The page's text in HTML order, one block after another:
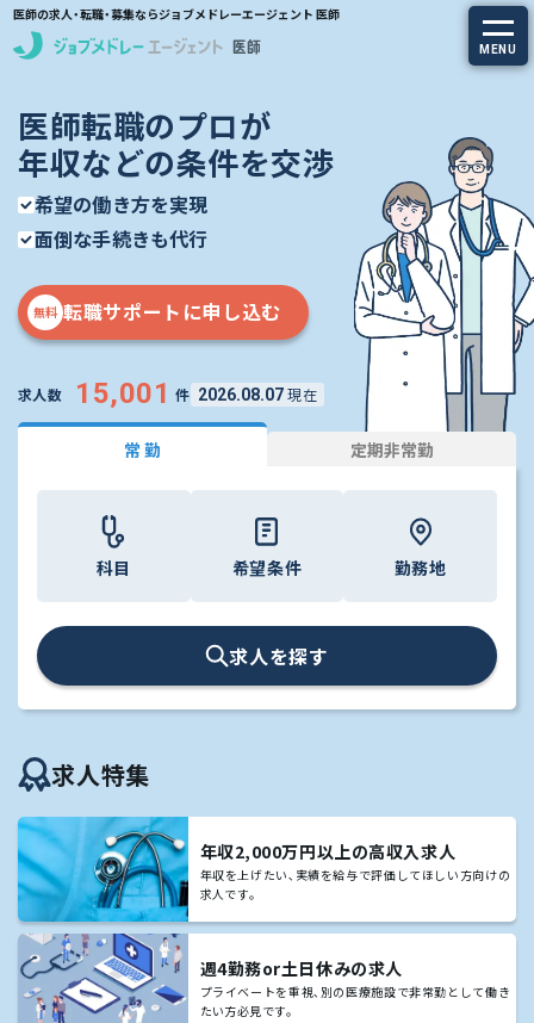
医師の求人・転職・募集ならジョブメドレーエージェント 医師
MENU
求人を探す
常勤の求人
定期非常勤の求人
特集から探す
エージェントサービス
エージェントサービスTOP
サービスの流れ
キャリアアドバイザー紹介
医師の求人・転職Q&A
医師の転職マニュアル
データで見る医師の平均年収
医師に役立つ取材記事
大学医局紹介
医師転職のプロが
年収などの条件を交渉
希望の働き方を実現
面倒な手続きも代行
無料 転職サポートに申し込む
求人数 15,001 件 2026.08.07 現在
常 勤 定期非常勤
科目 希望条件 勤務地
求人を探す
求人特集
年収2,000万円以上の高収入求人
年収を上げたい､実績を給与で評価してほしい方向けの
求人です｡
週4勤務or土日休みの求人
プライベートを重視､別の医療施設で非常勤として働き
たい方必見です｡